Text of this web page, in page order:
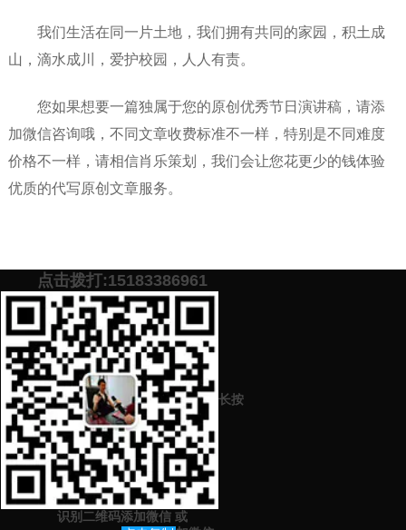
我们生活在同一片土地，我们拥有共同的家园，积土成
山，滴水成川，爱护校园，人人有责。
您如果想要一篇独属于您的原创优秀节日演讲稿，请添
加微信咨询哦，不同文章收费标准不一样，特别是不同难度
价格不一样，请相信肖乐策划，我们会让您花更少的钱体验
优质的代写原创文章服务。
预约营销老师 添加微信号：scyxch
案！
上一篇：代写高质量优秀原创安全演讲1000字如何收费
下一篇：代写文明礼仪文章1000字质量特别好的性价比高的原创专业
资深网站机构平台
猜你感兴趣的内容
点击拨打:15183386961
长按
识别二维码添加微信 或